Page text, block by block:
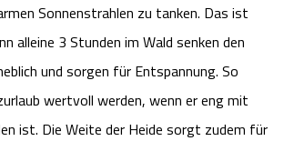
Sonnenstrahlen zu tanken. Das ist
alleine 3 Stunden im Wald senken den
und sorgen für Entspannung. So
wertvoll werden, wenn er eng mit
ist. Die Weite der Heide sorgt zudem für